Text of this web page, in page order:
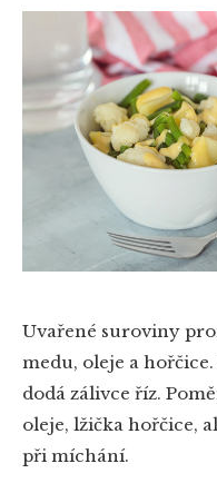
Uvařené suroviny
medu, oleje a
dodá zálivce říz.
oleje, lžička hořčice,
při míchání.